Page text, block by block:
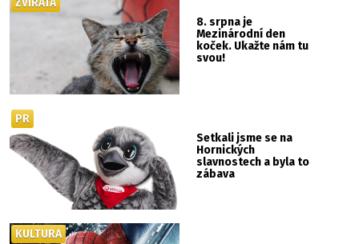
8. srpna je
Mezinárodní den
koček. Ukažte nám tu
svou!
ZVÍŘATA
Setkali jsme se na
Hornických
slavnostech a byla to
zábava
PR
KULTURA